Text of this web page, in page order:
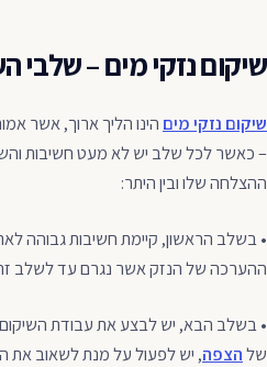
שיקום נזקי מים – שלבי
שיקום נזקי מים הינו הליך ארוך, אשר
– כאשר לכל שלב יש לא מעט חשיבות
ההצלחה שלו ובין היתר:
• בשלב הראשון, קיימת חשיבות גבוהה
ההערכה של הנזק אשר נגרם עד לשלב
• בשלב הבא, יש לבצע את עבודת
שלהצפה, יש לפעול על מנת לשאוב את